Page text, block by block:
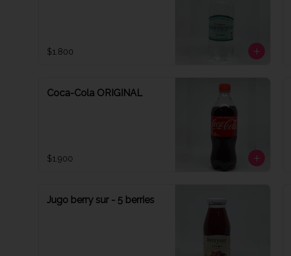
$1.800
Coca-Cola ORIGINAL
$1.900
Jugo berry sur - 5 berries